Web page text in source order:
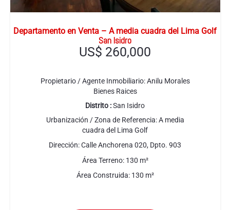
Departamento en Venta – A media cuadra del Lima Golf
San Isidro
US$ 260,000
Propietario / Agente Inmobiliario:Anilu Morales
Bienes Raices
Distrito :San Isidro
Urbanización / Zona de Referencia:A media
cuadra del Lima Golf
Dirección:Calle Anchorena 020, Dpto. 903
Área Terreno: 130 m²
Área Construida: 130 m²